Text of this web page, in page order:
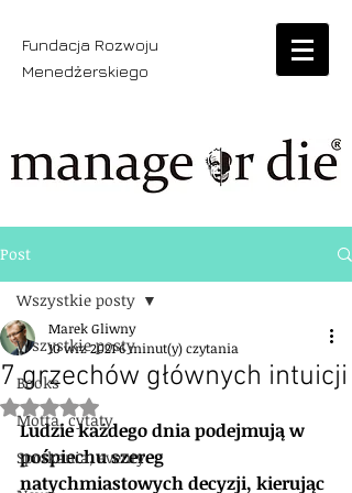
Fundacja Rozwoju
Menedżerskiego
Post
Wszystkie posty
Books
Motta, cytaty
Spotkania, eventy
Wszystkie posty
7 grzechów głównych intuicji
Marek Gliwny
10 wrz 20216 minut(y) czytania
Oceniono na NaN z 5 gwiazdek.
Ludzie każdego dnia podejmują w
pośpiechu szereg
natychmiastowych decyzji, kierując